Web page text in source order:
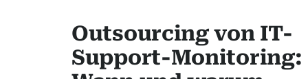
Outsourcing von IT-
Support-Monitoring: